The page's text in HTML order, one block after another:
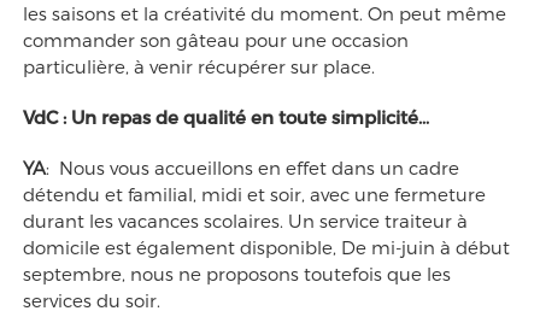
les saisons et la créativité du moment. On peut même
commander son gâteau pour une occasion
particulière, à venir récupérer sur place.
VdC : Un repas de qualité en toute simplicité…
YA: Nous vous accueillons en effet dans un cadre
détendu et familial, midi et soir, avec une fermeture
durant les vacances scolaires. Un service traiteur à
domicile est également disponible, De mi-juin à début
septembre, nous ne proposons toutefois que les
services du soir.